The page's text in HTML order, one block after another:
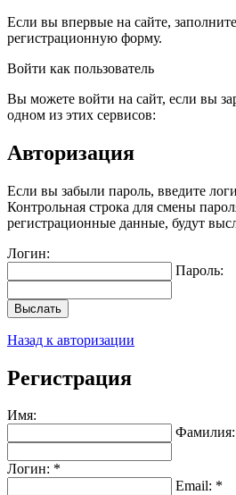
Если вы впервые на сайте,
регистрационную форму.
Войти как пользователь
Вы можете войти на сайт, если вы
одном из этих сервисов:
Авторизация
Если вы забыли пароль, введите
Контрольная строка для смены
регистрационные данные, будут
Логин:
Пароль:
Выслать
Назад к авторизации
Регистрация
Имя:
Фамилия:
Логин: *
Email: *